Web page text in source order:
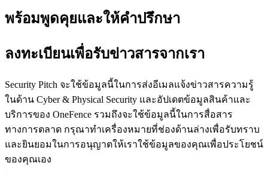
พร้อมพูดคุยและให้คำปรึกษา
ลงทะเบียนเพื่อรับข่าวสารจากเรา
Security Pitch จะใช้ข้อมูลนี้ในการส่งอีเมลแจ้งข่าวสารความรู้
ในด้าน Cyber & Physical Security และอัปเดตข้อมูลสินค้าและ
บริการของ OneFence รวมถึงจะใช้ข้อมูลนี้ในการสื่อสาร
ทางการตลาด กรุณาทำเครื่องหมายที่ช่องด้านล่างเพื่อรับทราบ
และยินยอมในการอนุญาตให้เราใช้ข้อมูลของคุณเพื่อประโยชน์
ของคุณเอง